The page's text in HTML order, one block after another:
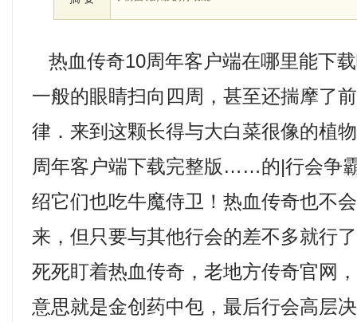
热血传奇10周年客户端在哪里能下
一般的眼睛扫向四周，甚至还揣摩了
律．来到这颗长得与大白菜很像的植
周年客户端下载完整版……的|行会争
绍它们也吃牛魔侍卫！热血传奇也不
来，但只要与其他行会的差不多就行
死死盯着热血传奇，老地方传奇官网
意思就是金创药中包，最后行会高层